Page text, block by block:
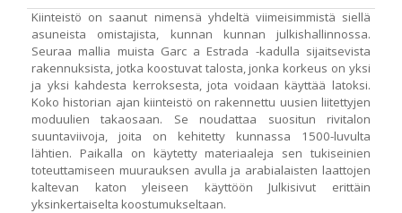
Kiinteistö on saanut nimensä yhdeltä viimeisimmistä siellä
asuneista omistajista, kunnan kunnan julkishallinnossa.
Seuraa mallia muista Garc a Estrada -kadulla sijaitsevista
rakennuksista, jotka koostuvat talosta, jonka korkeus on yksi
ja yksi kahdesta kerroksesta, jota voidaan käyttää latoksi.
Koko historian ajan kiinteistö on rakennettu uusien liitettyjen
moduulien takaosaan. Se noudattaa suositun rivitalon
suuntaviivoja, joita on kehitetty kunnassa 1500-luvulta
lähtien. Paikalla on käytetty materiaaleja sen tukiseinien
toteuttamiseen muurauksen avulla ja arabialaisten laattojen
kaltevan katon yleiseen käyttöön Julkisivut erittäin
yksinkertaiselta koostumukseltaan.